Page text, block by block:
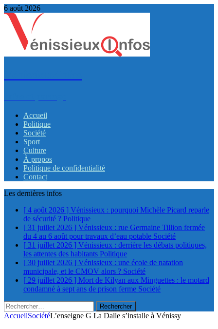
6 août 2026
Accueil
Politique
Société
Sport
Culture
À propos
Politique de confidentialité
Contact
Les dernières infos
[ 4 août 2026 ] Vénissieux : pourquoi Michèle Picard reparle
de sécurité ? Politique
[ 31 juillet 2026 ] Vénissieux : rue Germaine Tillion fermée
du 4 au 6 août pour travaux d’eau potable Société
[ 31 juillet 2026 ] Vénissieux : derrière les débats politiques,
les attentes des habitants Politique
[ 30 juillet 2026 ] Vénissieux : une école de natation
municipale, et le CMOV alors ? Société
[ 29 juillet 2026 ] Mort de Kilyan aux Minguettes : le motard
condamné à sept ans de prison ferme Société
Rechercher :
AccueilSociétéL’enseigne G La Dalle s’installe à Vénissy